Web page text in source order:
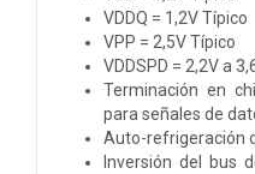
VDDQ = 1,2V Típico
VPP = 2,5V Típico
VDDSPD = 2,2V a
Terminación en
para señales de
Auto-refrigeración
Inversión del bus